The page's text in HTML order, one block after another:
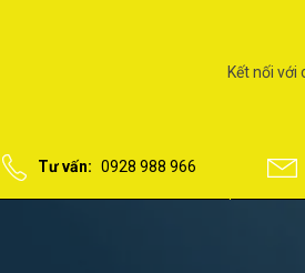
Kết nối với
Tư vấn: 0928 988 966